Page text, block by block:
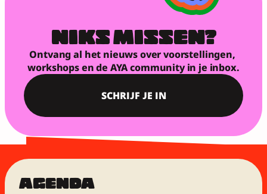
NIKS MISSEN?
Ontvang al het nieuws over voorstellingen,
workshops en de AYA community in je inbox.
SCHRIJF JE IN
AGENDA